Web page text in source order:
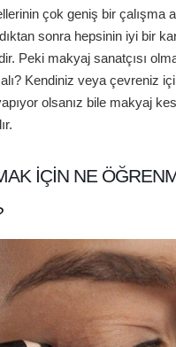
çok geniş bir çalışma
sonra hepsinin iyi bir
Peki makyaj sanatçısı
Kendiniz veya çevreniz
olsanız bile makyaj
IÇIN NE